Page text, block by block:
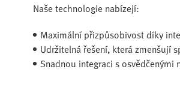
Naše technologie nabízejí:
Maximální přizpůsobivost díky
Udržitelná řešení, která zmenšují
Snadnou integraci s osvědčenými